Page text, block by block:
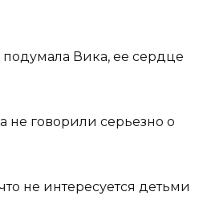
Вика, ее сердце
не говорили серьезно о
не интересуется детьми